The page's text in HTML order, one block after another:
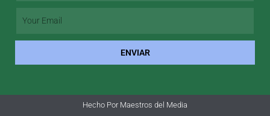
ENVIAR
Hecho Por Maestros del Media